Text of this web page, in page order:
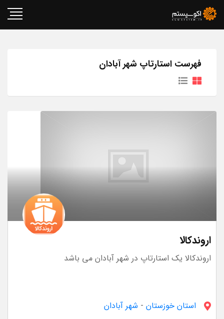
فهرست استارتاپ شهر آبادان
اروندکالا
اروندکالا یک استارتاپ در شهر آبادان می باشد
استان خوزستان - شهر آبادان